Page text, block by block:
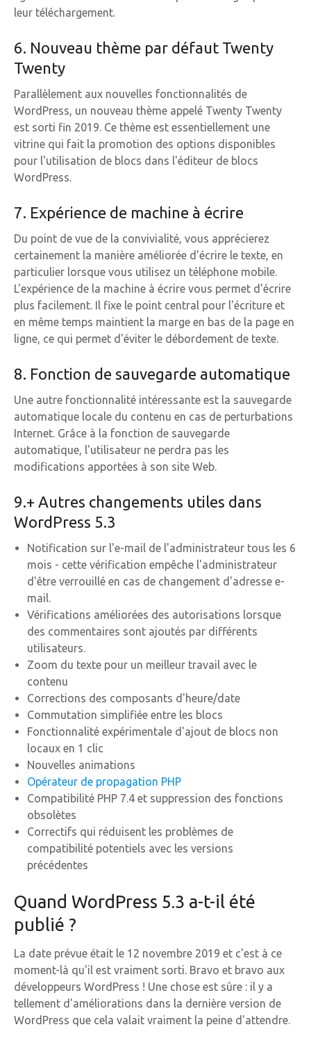
leur téléchargement.
6. Nouveau thème par défaut Twenty
Twenty
Parallèlement aux nouvelles fonctionnalités de
WordPress, un nouveau thème appelé Twenty Twenty
est sorti fin 2019. Ce thème est essentiellement une
vitrine qui fait la promotion des options disponibles
pour l'utilisation de blocs dans l'éditeur de blocs
WordPress.
7. Expérience de machine à écrire
Du point de vue de la convivialité, vous apprécierez
certainement la manière améliorée d'écrire le texte, en
particulier lorsque vous utilisez un téléphone mobile.
L'expérience de la machine à écrire vous permet d'écrire
plus facilement. Il fixe le point central pour l'écriture et
en même temps maintient la marge en bas de la page en
ligne, ce qui permet d'éviter le débordement de texte.
8. Fonction de sauvegarde automatique
Une autre fonctionnalité intéressante est la sauvegarde
automatique locale du contenu en cas de perturbations
Internet. Grâce à la fonction de sauvegarde
automatique, l'utilisateur ne perdra pas les
modifications apportées à son site Web.
9.+ Autres changements utiles dans
WordPress 5.3
Notification sur l'e-mail de l'administrateur tous les 6
mois - cette vérification empêche l'administrateur
d'être verrouillé en cas de changement d'adresse e-
mail.
Vérifications améliorées des autorisations lorsque
des commentaires sont ajoutés par différents
utilisateurs.
Zoom du texte pour un meilleur travail avec le
contenu
Corrections des composants d'heure/date
Commutation simplifiée entre les blocs
Fonctionnalité expérimentale d'ajout de blocs non
locaux en 1 clic
Nouvelles animations
Opérateur de propagation PHP
Compatibilité PHP 7.4 et suppression des fonctions
obsolètes
Correctifs qui réduisent les problèmes de
compatibilité potentiels avec les versions
précédentes
Quand WordPress 5.3 a-t-il été
publié ?
La date prévue était le 12 novembre 2019 et c'est à ce
moment-là qu'il est vraiment sorti. Bravo et bravo aux
développeurs WordPress ! Une chose est sûre : il y a
tellement d'améliorations dans la dernière version de
WordPress que cela valait vraiment la peine d'attendre.